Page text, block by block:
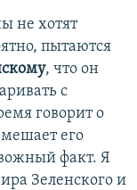
не хотят
пытаются
, что он
с
говорит о
его
факт. Я
Зеленского и